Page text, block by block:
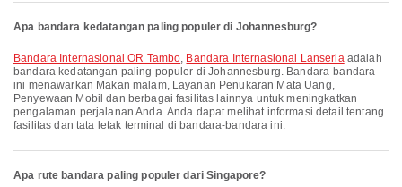
Apa bandara kedatangan paling populer di Johannesburg?
Bandara Internasional OR Tambo, Bandara Internasional Lanseriaadalah
bandara kedatangan paling populer di Johannesburg. Bandara-bandara
ini menawarkan Makan malam, Layanan Penukaran Mata Uang,
Penyewaan Mobil dan berbagai fasilitas lainnya untuk meningkatkan
pengalaman perjalanan Anda. Anda dapat melihat informasi detail tentang
fasilitas dan tata letak terminal di bandara-bandara ini.
Apa rute bandara paling populer dari Singapore?